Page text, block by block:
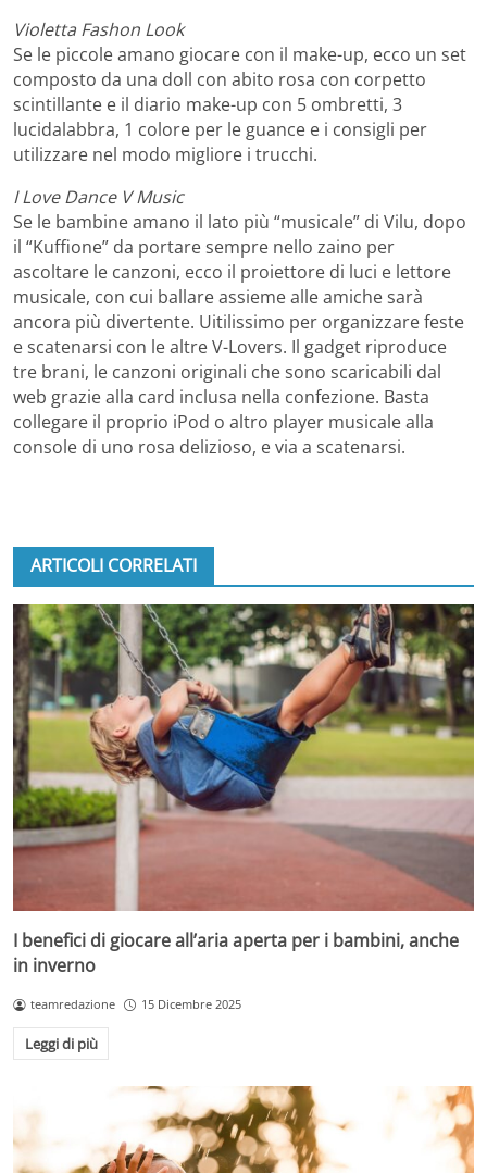
Violetta Fashon Look
Se le piccole amano giocare con il make-up, ecco un set
composto da una doll con abito rosa con corpetto
scintillante e il diario make-up con 5 ombretti, 3
lucidalabbra, 1 colore per le guance e i consigli per
utilizzare nel modo migliore i trucchi.
I Love Dance V Music
Se le bambine amano il lato più “musicale” di Vilu, dopo
il “Kuffione” da portare sempre nello zaino per
ascoltare le canzoni, ecco il proiettore di luci e lettore
musicale, con cui ballare assieme alle amiche sarà
ancora più divertente. Uitilissimo per organizzare feste
e scatenarsi con le altre V-Lovers. Il gadget riproduce
tre brani, le canzoni originali che sono scaricabili dal
web grazie alla card inclusa nella confezione. Basta
collegare il proprio iPod o altro player musicale alla
console di uno rosa delizioso, e via a scatenarsi.
ARTICOLI CORRELATI
I benefici di giocare all’aria aperta per i bambini, anche
in inverno
teamredazione 15 Dicembre 2025
Leggi di più